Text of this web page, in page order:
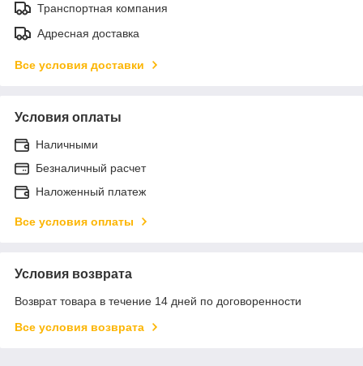
Транспортная компания
Адресная доставка
Все условия доставки
Условия оплаты
Наличными
Безналичный расчет
Наложенный платеж
Все условия оплаты
Условия возврата
Возврат товара в течение 14 дней по договоренности
Все условия возврата